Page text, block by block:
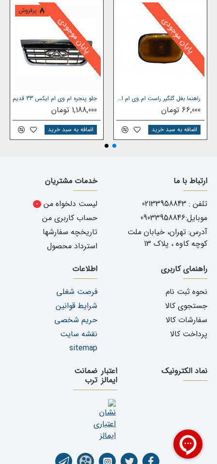
پایان موجودی
راهنما بغل گلگیر راست ام وی ام ایکس 33 قدیم
66,000 تومان
اضافه به سبد خرید
پرفروش
پایان موجودی
جلو پنجره ام وی ام ایکس 33 قدیم
1,188,000 تومان
اضافه به سبد خرید
ارتباط با ما
تلفن : 02133958843
موبایل:09033958846
آدرس: تهران، خیابان ملت
کوچه کاوه ، پلاک 13
خدمات مشتریان
لیست دلخواه من
0
حساب کاربری من
تاریخچه سفارشها
استرداد محصول
راهنمای کاربری
نحوه ثبت نام
جستجوی کالا
سفارشات کالا
پرداخت کالا
اطلاعات
فرصت شغلی
شرایط قوانین
حریم شخصی
نقشه سایت
sitemap
نماد الکترونیک
اعتبار
ایمالز
ضمانت
ترب